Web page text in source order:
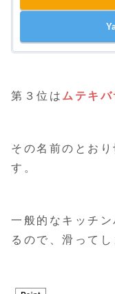
第３位は ムテキバ
その名前のとお
す。
一般的なキッチ
るので、滑ってし